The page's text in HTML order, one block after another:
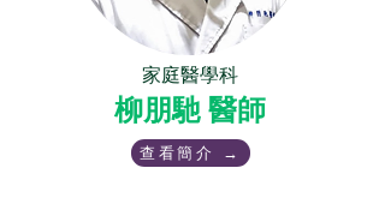
家庭醫學科
柳朋馳 醫師
查看簡介 →